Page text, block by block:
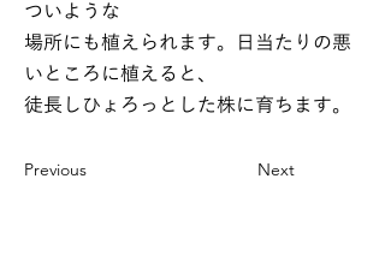
ついような
場所にも植えられます。日当たりの悪
いところに植えると、
徒長しひょろっとした株に育ちます。
Previous Next